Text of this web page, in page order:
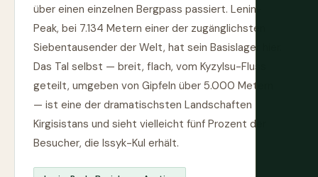
über einen einzelnen Bergpass passiert. Lenin-
Peak, bei 7.134 Metern einer der zugänglichsten
Siebentausender der Welt, hat sein Basislager hier.
Das Tal selbst — breit, flach, vom Kyzylsu-Fluss
geteilt, umgeben von Gipfeln über 5.000 Metern
— ist eine der dramatischsten Landschaften
Kirgisistans und sieht vielleicht fünf Prozent der
Besucher, die Issyk-Kul erhält.